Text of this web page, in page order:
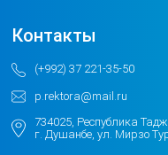
Контакты
(+992) 37 221-35-50
p.rektora@mail.ru
734025, Республика
г. Душанбе, ул. Мирзо